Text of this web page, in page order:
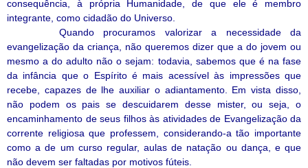
consequência, à própria Humanidade, de que ele é membro
integrante, como cidadão do Universo.
Quando procuramos valorizar a necessidade da
evangelização da criança, não queremos dizer que a do jovem ou
mesmo a do adulto não o sejam: todavia, sabemos que é na fase
da infância que o Espírito é mais acessível às impressões que
recebe, capazes de lhe auxiliar o adiantamento. Em vista disso,
não podem os pais se descuidarem desse mister, ou seja, o
encaminhamento de seus filhos às atividades de Evangelização da
corrente religiosa que professem, considerando-a tão importante
como a de um curso regular, aulas de natação ou dança, e que
não devem ser faltadas por motivos fúteis.